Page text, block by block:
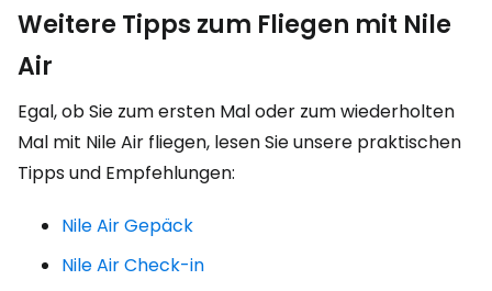
Weitere Tipps zum Fliegen mit Nile
Air
Egal, ob Sie zum ersten Mal oder zum wiederholten
Mal mit Nile Air fliegen, lesen Sie unsere praktischen
Tipps und Empfehlungen:
Nile Air Gepäck
Nile Air Check-in